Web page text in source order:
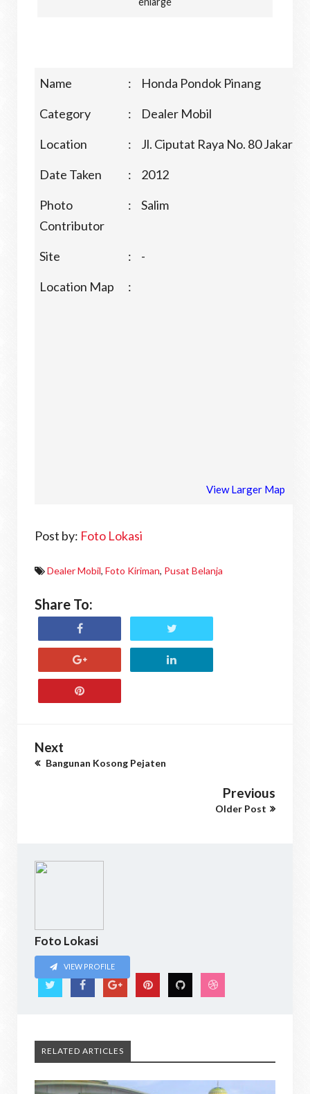
Name :
Honda Pondok Pinang
Category
:
Dealer Mobil
Location
:
Jl. Ciputat Raya No. 80 Jakarta
Date Taken
:
2012
Photo
Contributor
: Salim
Site :
-
Location Map
:
View Larger Map
Post by: Foto Lokasi
Dealer Mobil, Foto Kiriman, Pusat Belanja
Share To:
Next
Bangunan Kosong Pejaten
Previous
Older Post
Foto Lokasi
VIEW PROFILE
RELATED ARTICLES